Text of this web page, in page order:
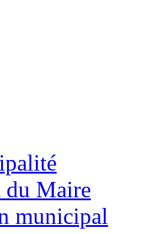
du Maire
municipal